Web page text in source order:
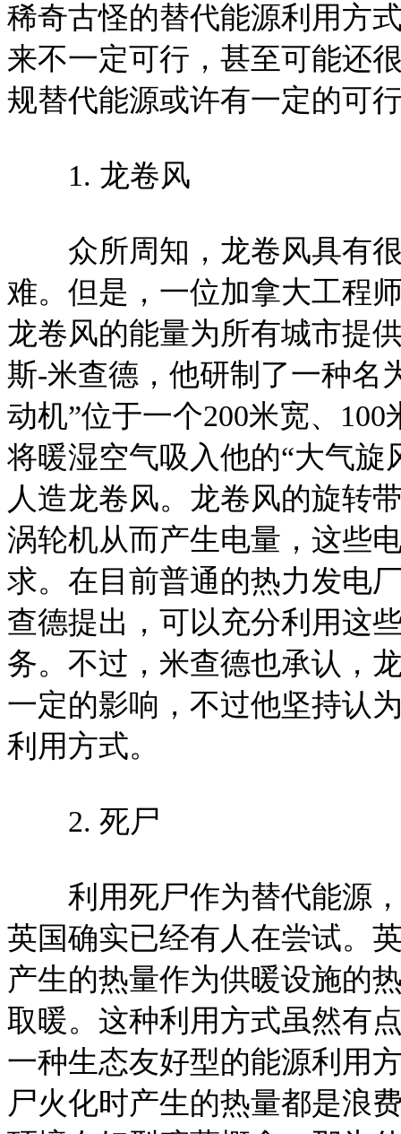
稀奇古怪的替代能源利用方
来不一定可行，甚至可能还
规替代能源或许有一定的可
1. 龙卷风
众所周知，龙卷风具有很
难。但是，一位加拿大工程
龙卷风的能量为所有城市提
斯-米查德，他研制了一种名
动机”位于一个200米宽、
将暖湿空气吸入他的“大气
人造龙卷风。龙卷风的旋转
涡轮机从而产生电量，这些
求。在目前普通的热力发电
查德提出，可以充分利用这
务。不过，米查德也承认，
一定的影响，不过他坚持认
利用方式。
2. 死尸
利用死尸作为替代能源，
英国确实已经有人在尝试。
产生的热量作为供暖设施的
取暖。这种利用方式虽然有
一种生态友好型的能源利用
尸火化时产生的热量都是浪